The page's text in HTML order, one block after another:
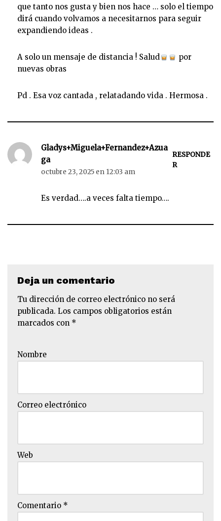
que tanto nos gusta y bien nos hace … solo el tiempo
dirá cuando volvamos a necesitarnos para seguir
expandiendo ideas .
A solo un mensaje de distancia ! Salud
por
nuevas obras
Pd . Esa voz cantada , relatadando vida . Hermosa .
Gladys+Miguela+Fernandez+Azua
ga
octubre 23, 2025 en 12:03 am
RESPONDE
R
Es verdad….a veces falta tiempo….
Deja un comentario
Tu dirección de correo electrónico no será
publicada. Los campos obligatorios están
marcados con *
Nombre
Correo electrónico
Web
Comentario *